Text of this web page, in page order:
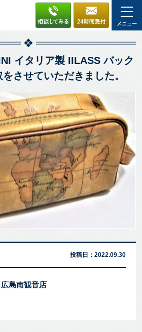
メニュー
イタリア製 IILASS バック
させていただきました。
投稿日： 2022.09.30
島南観音店